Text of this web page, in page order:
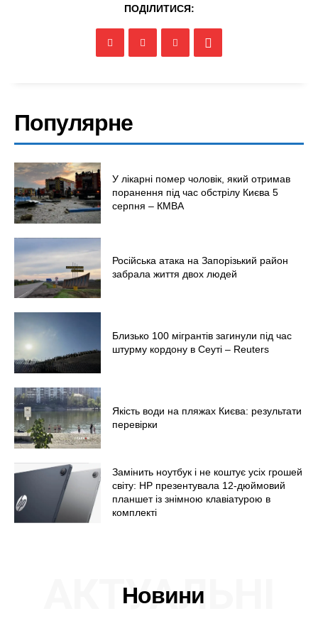
Економіка
Політика
Світ
Технології
Війна
ПОДІЛИТИСЯ:
Популярне
У лікарні помер чоловік, який отримав
поранення під час обстрілу Києва 5
серпня – КМВА
Російська атака на Запорізький район
забрала життя двох людей
Близько 100 мігрантів загинули під час
штурму кордону в Сеуті – Reuters
Якість води на пляжах Києва: результати
перевірки
Замінить ноутбук і не коштує усіх грошей
світу: HP презентувала 12-дюймовий
планшет із знімною клавіатурою в
комплекті
Новини
АКТУАЛЬНІ